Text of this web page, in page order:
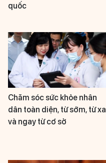
quốc
Chăm sóc sức khỏe nhân
dân toàn diện, từ sớm, từ xa
và ngay từ cơ sở